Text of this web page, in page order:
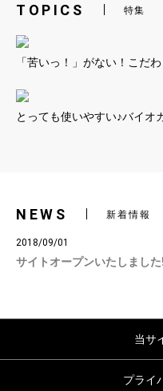
TOPICS 特集
「苦いっ！」がない！こだ
とっても使いやすい♪バイオ
NEWS 新着情報
2018/09/01
サイトオープンいたしました!
当サ
プライ